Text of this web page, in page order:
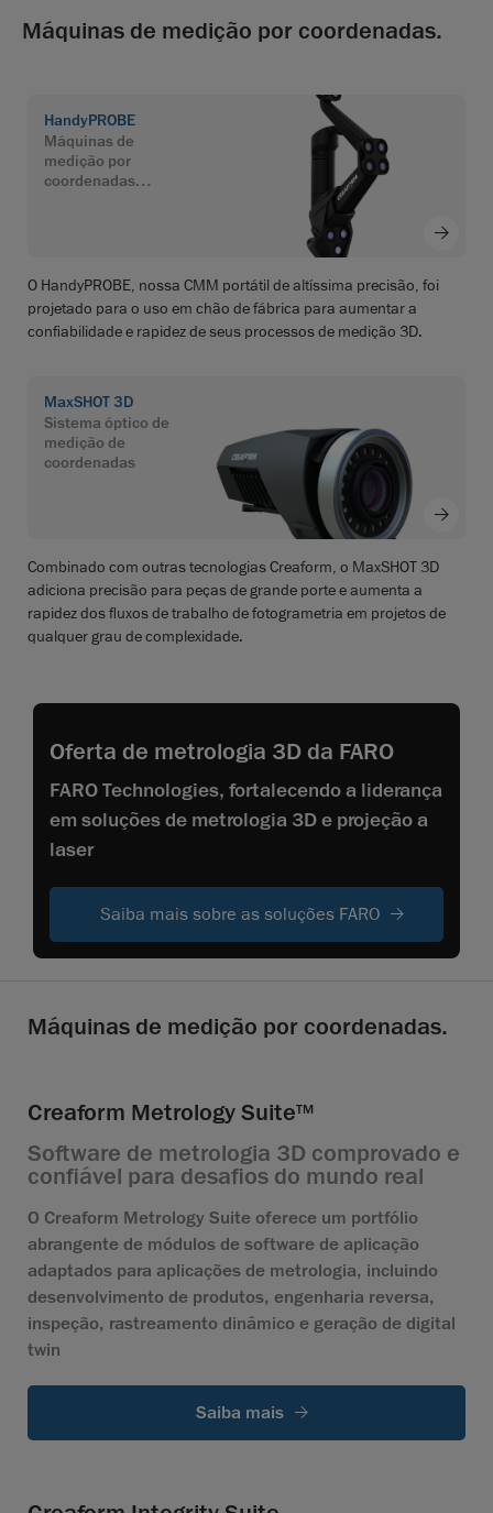
Máquinas de medição por coordenadas.
HandyPROBE
Máquinas de
medição por
coordenadas
O HandyPROBE, nossa CMM portátil de altíssima precisão, foi
projetado para o uso em chão de fábrica para aumentar a
confiabilidade e rapidez de seus processos de medição 3D.
MaxSHOT 3D
Sistema óptico de
medição de
coordenadas
Combinado com outras tecnologias Creaform, o MaxSHOT 3D
adiciona precisão para peças de grande porte e aumenta a
rapidez dos fluxos de trabalho de fotogrametria em projetos de
qualquer grau de complexidade.
Oferta de metrologia 3D da FARO
FARO Technologies, fortalecendo a liderança
em soluções de metrologia 3D e projeção a
laser
Saiba mais sobre as soluções FARO
Máquinas de medição por coordenadas.
Creaform Metrology SuiteTM
Software de metrologia 3D comprovado e
confiável para desafios do mundo real
O Creaform Metrology Suite oferece um portfólio
abrangente de módulos de software de aplicação
adaptados para aplicações de metrologia, incluindo
desenvolvimento de produtos, engenharia reversa,
inspeção, rastreamento dinâmico e geração de digital
twin
Saiba mais